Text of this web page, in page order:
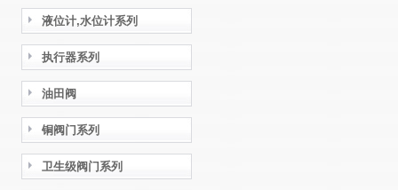
液位计,水位计系列
执行器系列
油田阀
铜阀门系列
卫生级阀门系列